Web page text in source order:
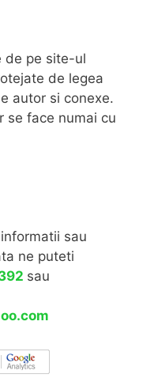
de pe site-ul
de legea
autor si conexe.
se face numai cu
sau
ne puteti
sau